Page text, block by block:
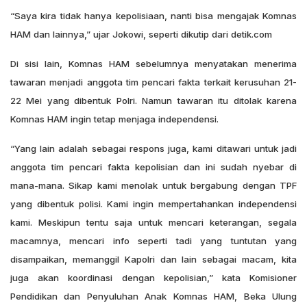
“Saya kira tidak hanya kepolisiaan, nanti bisa mengajak Komnas
HAM dan lainnya,” ujar Jokowi, seperti dikutip dari detik.com
Di sisi lain, Komnas HAM sebelumnya menyatakan menerima
tawaran menjadi anggota tim pencari fakta terkait kerusuhan 21-
22 Mei yang dibentuk Polri. Namun tawaran itu ditolak karena
Komnas HAM ingin tetap menjaga independensi.
“Yang lain adalah sebagai respons juga, kami ditawari untuk jadi
anggota tim pencari fakta kepolisian dan ini sudah nyebar di
mana-mana. Sikap kami menolak untuk bergabung dengan TPF
yang dibentuk polisi. Kami ingin mempertahankan independensi
kami. Meskipun tentu saja untuk mencari keterangan, segala
macamnya, mencari info seperti tadi yang tuntutan yang
disampaikan, memanggil Kapolri dan lain sebagai macam, kita
juga akan koordinasi dengan kepolisian,” kata Komisioner
Pendidikan dan Penyuluhan Anak Komnas HAM, Beka Ulung